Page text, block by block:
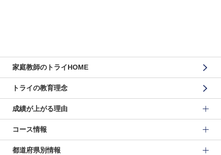
家庭教師のトライHOME
トライの教育理念
成績が上がる理由
コース情報
都道府県別情報